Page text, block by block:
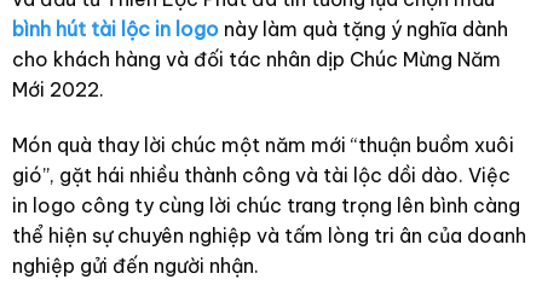
bình hút tài lộc in logonày làm quà tặng ý nghĩa dành
cho khách hàng và đối tác nhân dịp Chúc Mừng Năm
Mới 2022.
Món quà thay lời chúc một năm mới “thuận buồm xuôi
gió”, gặt hái nhiều thành công và tài lộc dồi dào. Việc
in logo công ty cùng lời chúc trang trọng lên bình càng
thể hiện sự chuyên nghiệp và tấm lòng tri ân của doanh
nghiệp gửi đến người nhận.